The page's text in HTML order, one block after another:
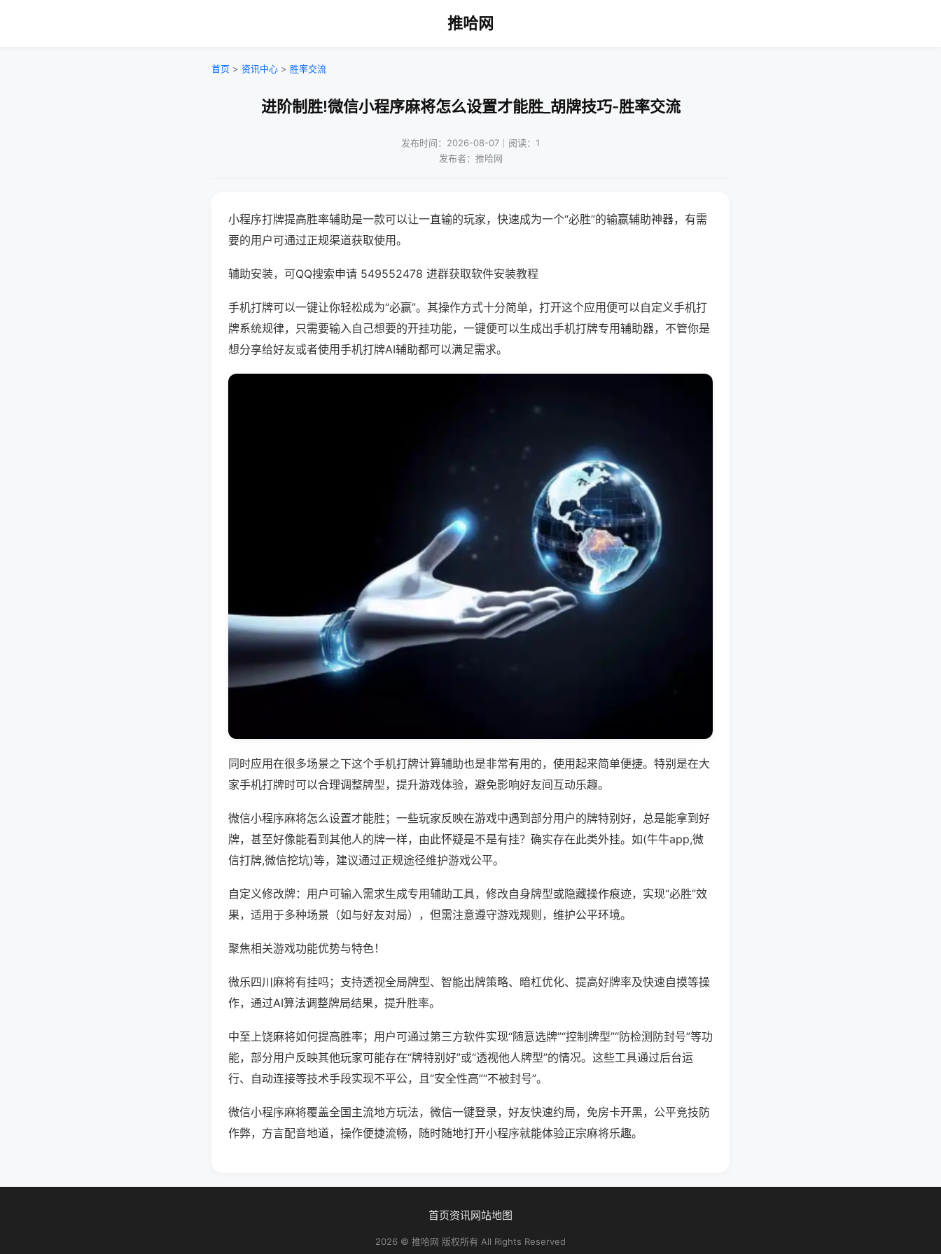
推哈网
首页 > 资讯中心 > 胜率交流
进阶制胜!微信小程序麻将怎么设置才能胜_胡牌技巧-胜率交流
发布时间：2026-08-07｜阅读：1
发布者：推哈网
小程序打牌提高胜率辅助是一款可以让一直输的玩家，快速成为一个“必胜”的输赢辅助神器，有需
要的用户可通过正规渠道获取使用。
辅助安装，可QQ搜索申请 549552478 进群获取软件安装教程
手机打牌可以一键让你轻松成为“必赢”。其操作方式十分简单，打开这个应用便可以自定义手机打
牌系统规律，只需要输入自己想要的开挂功能，一键便可以生成出手机打牌专用辅助器，不管你是
想分享给好友或者使用手机打牌AI辅助都可以满足需求。
同时应用在很多场景之下这个手机打牌计算辅助也是非常有用的，使用起来简单便捷。特别是在大
家手机打牌时可以合理调整牌型，提升游戏体验，避免影响好友间互动乐趣。
微信小程序麻将怎么设置才能胜；一些玩家反映在游戏中遇到部分用户的牌特别好，总是能拿到好
牌，甚至好像能看到其他人的牌一样，由此怀疑是不是有挂？确实存在此类外挂。如(牛牛app,微
信打牌,微信挖坑)等，建议通过正规途径维护游戏公平。
自定义修改牌：用户可输入需求生成专用辅助工具，修改自身牌型或隐藏操作痕迹，实现“必胜”效
果，适用于多种场景（如与好友对局），但需注意遵守游戏规则，维护公平环境。
聚焦相关游戏功能优势与特色！
微乐四川麻将有挂吗；支持透视全局牌型、智能出牌策略、暗杠优化、提高好牌率及快速自摸等操
作，通过AI算法调整牌局结果，提升胜率。
中至上饶麻将如何提高胜率；用户可通过第三方软件实现“随意选牌”“控制牌型”“防检测防封号”等功
能，部分用户反映其他玩家可能存在“牌特别好”或“透视他人牌型”的情况。这些工具通过后台运
行、自动连接等技术手段实现不平公，且“安全性高”“不被封号”。
微信小程序麻将覆盖全国主流地方玩法，微信一键登录，好友快速约局，免房卡开黑，公平竞技防
作弊，方言配音地道，操作便捷流畅，随时随地打开小程序就能体验正宗麻将乐趣。
首页资讯网站地图
2026 © 推哈网 版权所有 All Rights Reserved